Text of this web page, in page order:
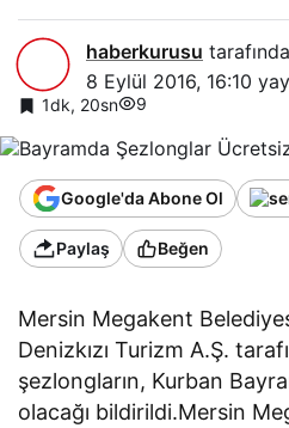
haberkurusu
8 Eylül 2016, 16:10
1dk, 20sn 9
Google'da Abone Ol
Paylaş Beğen
Mersin Megakent
Denizkızı Turizm A.Ş.
şezlongların, Kurban
olacağı bildirildi.Mersin